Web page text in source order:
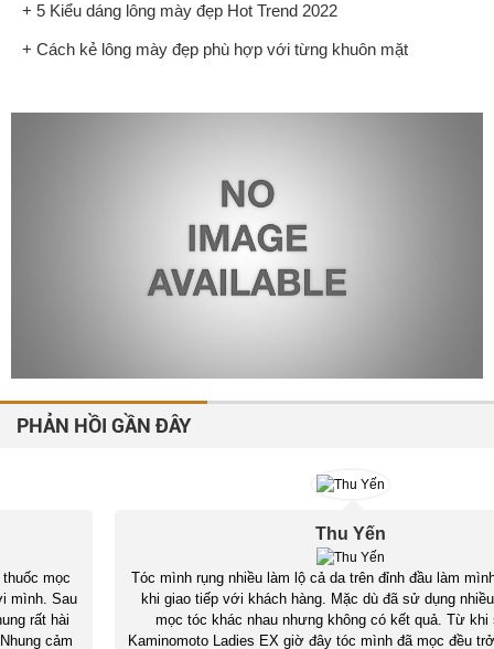
+ 5 Kiểu dáng lông mày đẹp Hot Trend 2022
+ Cách kẻ lông mày đẹp phù hợp với từng khuôn mặt
PHẢN HỒI GẦN ĐÂY
Tóc mình rụng nhiều làm lộ cả da trên đỉnh đầu làm mình thiếu tự tin
khi giao tiếp với khách hàng. Mặc dù đã sử dụng nhiều loại thuốc
mọc tóc khác nhau nhưng không có kết quả. Từ khi sử dụng
Kaminomoto Ladies EX giờ đây tóc mình đã mọc đều trở lại mình vui